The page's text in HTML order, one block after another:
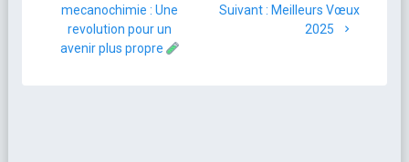
mecanochimie : Une
revolution pour un
avenir plus propre
Suivant : Meilleurs Vœux
2025